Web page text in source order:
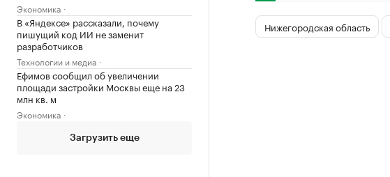
Экономика
В «Яндексе» рассказали, почему
пишущий код ИИ не заменит
разработчиков
Технологии и медиа
Ефимов сообщил об увеличении
площади застройки Москвы еще на 23
млн кв. м
Экономика
Загрузить еще
Нижегородская область